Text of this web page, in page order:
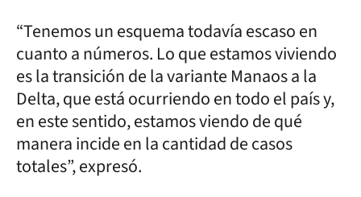
“Tenemos un esquema todavía escaso en
cuanto a números. Lo que estamos viviendo
es la transición de la variante Manaos a la
Delta, que está ocurriendo en todo el país y,
en este sentido, estamos viendo de qué
manera incide en la cantidad de casos
totales”, expresó.